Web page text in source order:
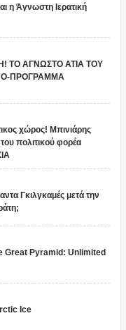
η Άγνωστη Ιερατική
ΑΓΝΩΣΤΟ ΑΤΙΑ ΤΟΥ
ΠΡΟΓΡΑΜΜΑ
χώρος! Μπινιάρης
πολιτικού φορέα
Γκιλγκαμές μετά την
Great Pyramid: Unlimited
Ice